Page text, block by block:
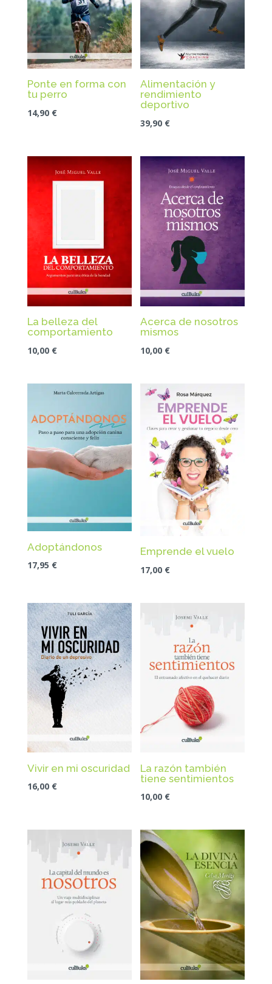
Ponte en forma con
tu perro
14,90 €
Alimentación y
rendimiento
deportivo
39,90 €
La belleza del
comportamiento
10,00 €
Acerca de nosotros
mismos
10,00 €
Adoptándonos
17,95 €
Emprende el vuelo
17,00 €
Vivir en mi oscuridad
16,00 €
La razón también
tiene sentimientos
10,00 €